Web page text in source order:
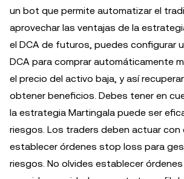
un bot que permite automatizar el
aprovechar las ventajas de la
el DCA de futuros, puedes configurar
DCA para comprar automáticamente
el precio del activo baja, y así
obtener beneficios. Debes tener en
la estrategia Martingala puede ser
riesgos. Los traders deben actuar con
establecer órdenes stop loss para
riesgos. No olvides establecer